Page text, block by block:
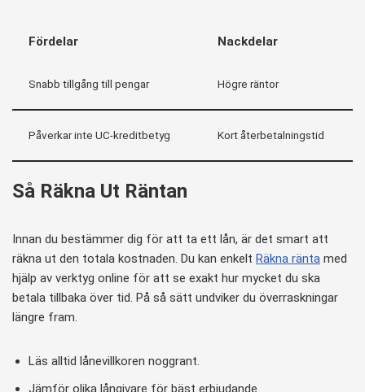
Fördelar Nackdelar
Snabb tillgång till pengar Högre räntor
Påverkar inte UC-kreditbetyg Kort återbetalningstid
Så Räkna Ut Räntan
Innan du bestämmer dig för att ta ett lån, är det smart att
räkna ut den totala kostnaden. Du kan enkelt Räkna ränta med
hjälp av verktyg online för att se exakt hur mycket du ska
betala tillbaka över tid. På så sätt undviker du överraskningar
längre fram.
Läs alltid lånevillkoren noggrant.
Jämför olika långivare för bäst erbjudande.